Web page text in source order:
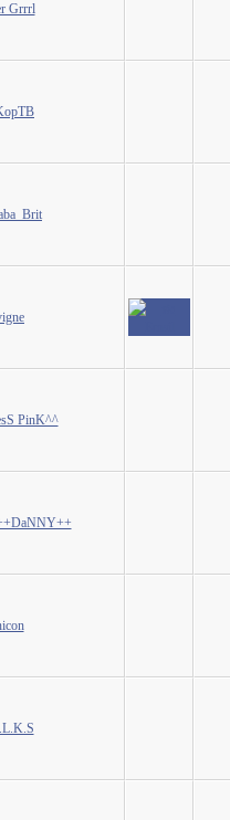
Grrrl
PinK^^